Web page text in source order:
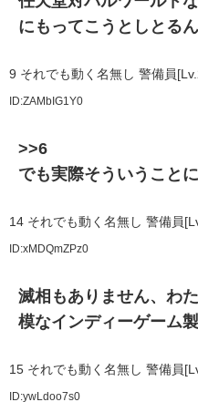
にもってこうとしとる
9 それでも動く名無し 警備員
ID:ZAMbIG1Y0
>>6
でも実際そういうこと
14 それでも動く名無し 警備員
ID:xMDQmZPz0
滅相もありません、わ
模なインディーゲーム
15 それでも動く名無し 警備員
ID:ywLdoo7s0